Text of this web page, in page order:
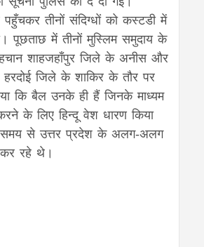
तीनों संदिग्धों को कस्टडी में
पूछताछ में तीनों मुस्लिम समुदाय के
शाहजहाँपुर जिले के अनीस और
हरदोई जिले के शाकिर के तौर पर
कि बैल उनके ही हैं जिनके माध्यम
के लिए हिन्दू वेश धारण किया
समय से उत्तर प्रदेश के अलग-अलग
रहे थे।